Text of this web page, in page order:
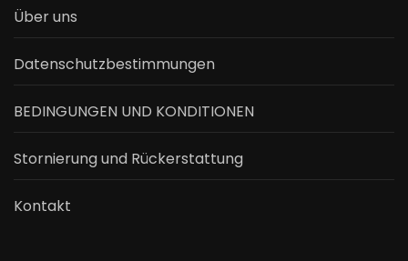
Über uns
Datenschutzbestimmungen
BEDINGUNGEN UND KONDITIONEN
Stornierung und Rückerstattung
Kontakt